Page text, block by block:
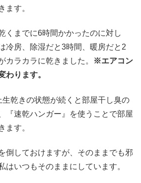
ます。
くまでに6時間かかったのに対し
冷房、除湿だと3時間、暖房だと2
カラカラに乾きました。
※エアコン
わります。
乾きの状態が続くと部屋干し臭の
『速乾ハンガー』を使うことで部屋
ます。
倒しておけますが、そのままでも邪
はいつもそのままにしています。